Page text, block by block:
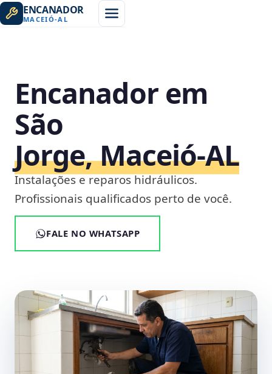
ENCANADOR
MACEIÓ-AL
Encanador em
São
Jorge, Maceió‑AL
Instalações e reparos hidráulicos.
Profissionais qualificados perto de você.
FALE NO WHATSAPP